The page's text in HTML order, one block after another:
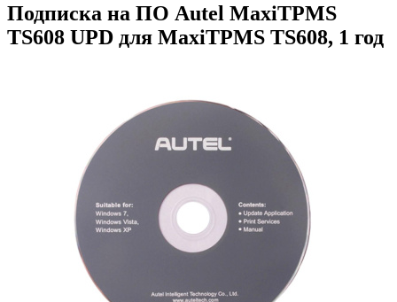
Подписка на ПО Autel MaxiTPMS
TS608 UPD для MaxiTPMS TS608, 1 год